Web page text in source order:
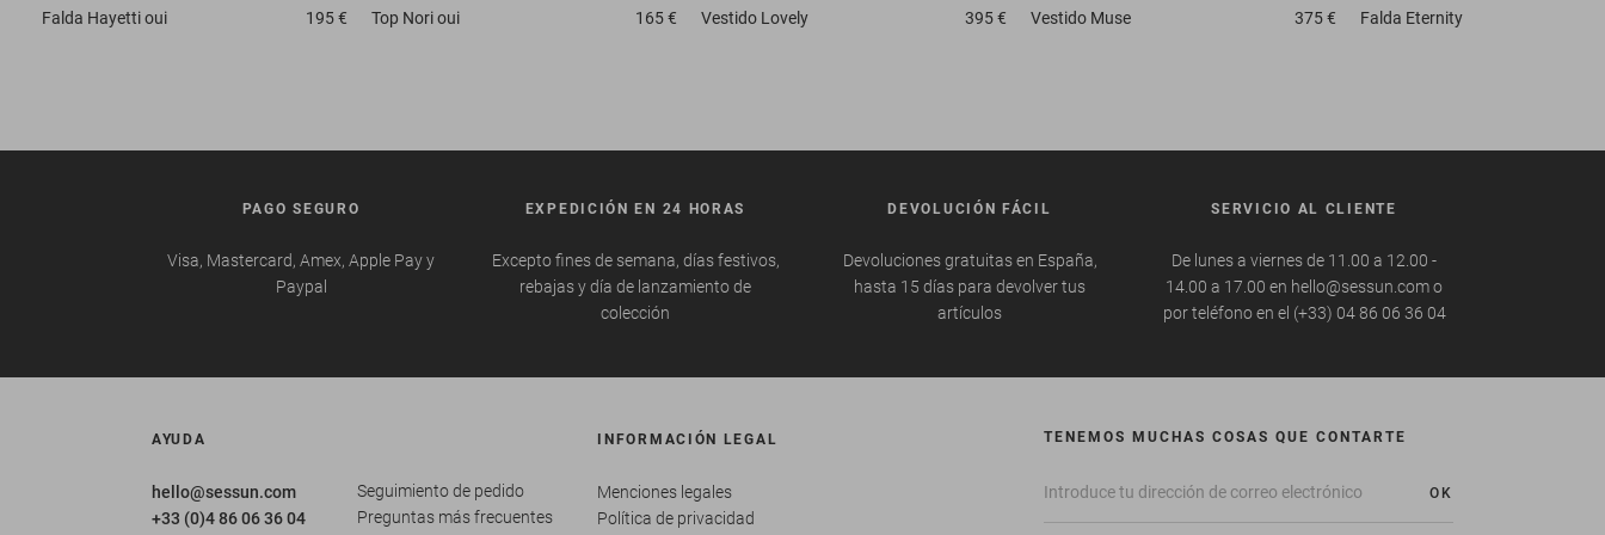
Falda Hayetti oui 195 € Top Nori oui 165 € Vestido Lovely 395 € Vestido Muse 375 € Falda Eternity
PAGO SEGURO
Visa, Mastercard, Amex, Apple Pay y
Paypal
EXPEDICIÓN EN 24 HORAS
Excepto fines de semana, días festivos,
rebajas y día de lanzamiento de
colección
DEVOLUCIÓN FÁCIL
Devoluciones gratuitas en España,
hasta 15 días para devolver tus
artículos
SERVICIO AL CLIENTE
De lunes a viernes de 11.00 a 12.00 -
14.00 a 17.00 en hello@sessun.com o
por teléfono en el (+33) 04 86 06 36 04
AYUDA
hello@sessun.com
+33 (0)4 86 06 36 04
Seguimiento de pedido
Preguntas más frecuentes
INFORMACIÓN LEGAL
Menciones legales
Política de privacidad
TENEMOS MUCHAS COSAS QUE CONTARTE
OK